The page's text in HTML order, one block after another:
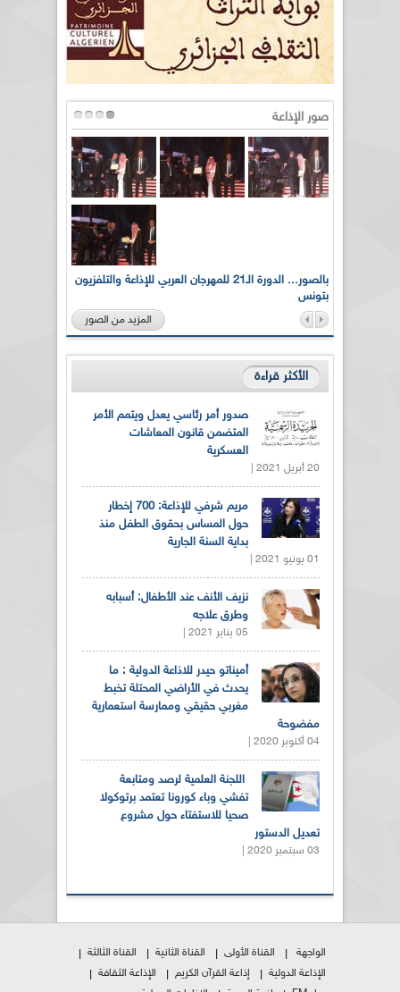
صور الإذاعة
بالصور... الدورة الـ21 للمهرجان العربي للإذاعة والتلفزيون
بتونس
المزيد من الصور
الأكثر قراءة
صدور أمر رئاسي يعدل ويتمم الأمر
المتضمن قانون المعاشات
العسكرية
20 أبريل 2021 |
مريم شرفي للإذاعة: 700 إخطار
حول المساس بحقوق الطفل منذ
بداية السنة الجارية
01 يونيو 2021 |
نزيف الأنف عند الأطفال: أسبابه
وطرق علاجه
05 يناير 2021 |
أميناتو حيدر للاذاعة الدولية : ما
يحدث في الأراضي المحتلة تخبط
مغربي حقيقي وممارسة استعمارية
مفضوحة
04 أكتوبر 2020 |
اللجنة العلمية لرصد ومتابعة
تفشي وباء كورونا تعتمد برتوكولا
صحيا للاستفتاء حول مشروع
تعديل الدستور
03 سبتمبر 2020 |
الواجهة القناة الأولى القناة الثانية
القناة الثالثة
الإذاعة الدولية
إذاعة القرآن الكريم
الإذاعة الثقافة